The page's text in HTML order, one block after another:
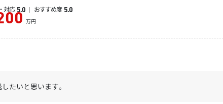
対応 5.0 おすすめ度 5.0
万円
たいと思います。